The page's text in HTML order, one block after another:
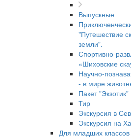
Выпускные
"Путешествие
земли".
Спортивно-
«Шиховские
Научно-
- в мире
Пакет "Экзотик"
Тир
Экскурсия в
Экскурсия на
Для младших